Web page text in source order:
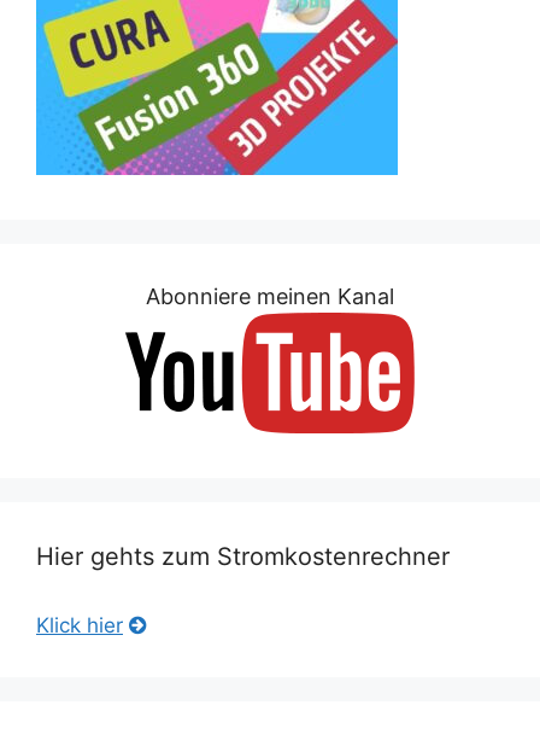
Abonniere meinen Kanal
Hier gehts zum Stromkostenrechner
Klick hier